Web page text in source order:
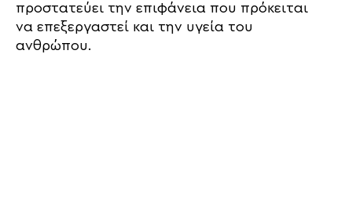
προστατεύει την επιφάνεια που πρόκειται
να επεξεργαστεί και την υγεία του
ανθρώπου.